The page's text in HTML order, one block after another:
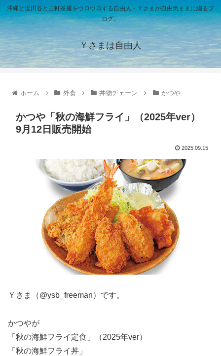
沖縄と世田谷と三軒茶屋をウロウロする自由人・Ｙさまが自由気ままに綴るブ
ログ。
Ｙさまは自由人
ホーム 外食 丼物チェーン かつや
かつや「秋の海鮮フライ」（2025年ver）
9月12日販売開始
2025.09.15
Ｙさま（@ysb_freeman）です。
かつやが
「秋の海鮮フライ定食」（2025年ver）
「秋の海鮮フライ丼」